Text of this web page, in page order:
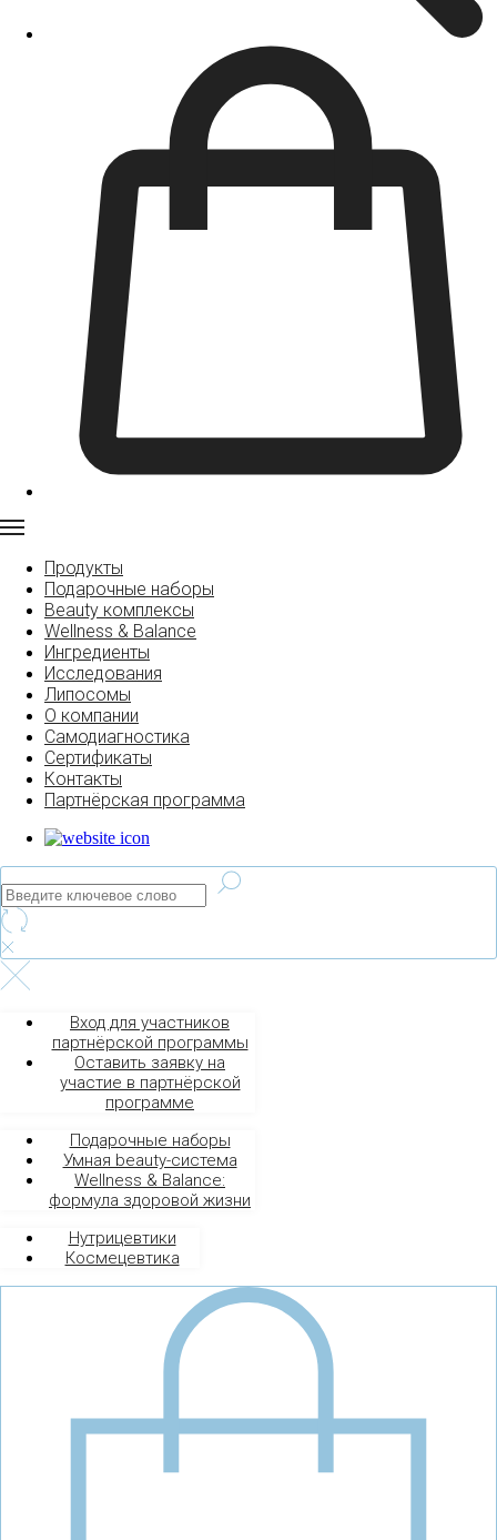
Продукты
Подарочные наборы
Beauty комплексы
Wellness & Balance
Ингредиенты
Исследования
Липосомы
О компании
Самодиагностика
Сертификаты
Контакты
Партнёрская программа
Вход для участников
партнёрской программы
Оставить заявку на
участие в партнёрской
программе
Подарочные наборы
Умная beauty-система
Wellness & Balance:
формула здоровой жизни
Нутрицевтики
Космецевтика